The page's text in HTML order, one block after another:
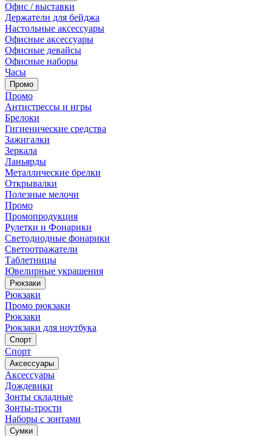
Офис / выставки
Держатели для бейджа
Настольные аксессуары
Офисные аксессуары
Офисные девайсы
Офисные наборы
Часы
Промо
Промо
Антистрессы и игры
Брелоки
Гигиенические средства
Зажигалки
Зеркала
Ланьярды
Металлические брелки
Открывалки
Полезные мелочи
Промо
Промопродукция
Рулетки и Фонарики
Светодиодные фонарики
Светоотражатели
Таблетницы
Ювелирные украшения
Рюкзаки
Рюкзаки
Промо рюкзаки
Рюкзаки
Рюкзаки для ноутбука
Спорт
Спорт
Аксессуары
Аксессуары
Дождевики
Зонты складные
Зонты-трости
Наборы с зонтами
Сумки